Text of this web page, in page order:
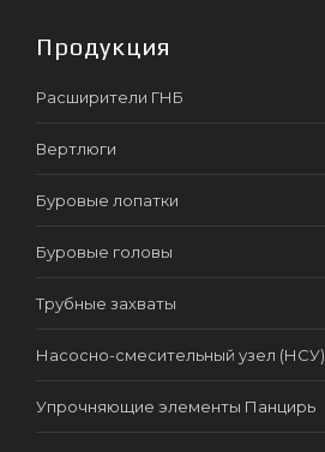
Продукция
Расширители ГНБ
Вертлюги
Буровые лопатки
Буровые головы
Трубные захваты
Насосно-смесительный узел (НСУ)
Упрочняющие элементы Панцирь